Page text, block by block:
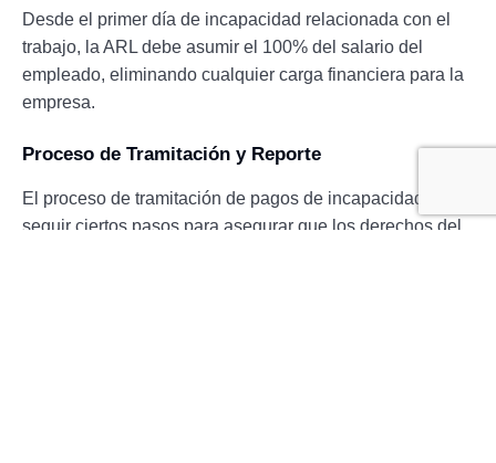
Desde el primer día de incapacidad relacionada con el
trabajo, la ARL debe asumir el 100% del salario del
empleado, eliminando cualquier carga financiera para la
empresa.
Proceso de Tramitación y Reporte
El proceso de tramitación de pagos de incapacidad debe
seguir ciertos pasos para asegurar que los derechos del